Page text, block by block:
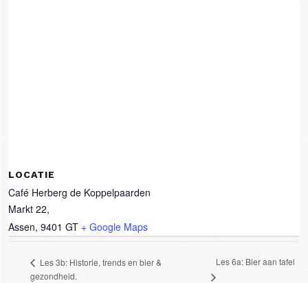
LOCATIE
Café Herberg de Koppelpaarden
Markt 22,
Assen, 9401 GT + Google Maps
Les 3b: Historie, trends en bier &
gezondheid.
Les 6a: Bier aan tafel